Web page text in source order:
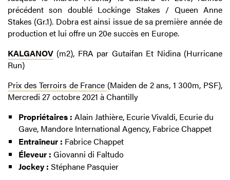
précédent son doublé Lockinge Stakes / Queen Anne
Stakes (Gr.1). Dobra est ainsi issue de sa première année de
production et lui offre un 20e succès en Europe.
KALGANOV (m2), FRA par Gutaifan Et Nidina (Hurricane
Run)
Prix des Terroirs de France (Maiden de 2 ans, 1 300m, PSF),
Mercredi 27 octobre 2021 à Chantilly
Propriétaires : Alain Jathière, Ecurie Vivaldi, Ecurie du
Gave, Mandore International Agency, Fabrice Chappet
Entraîneur : Fabrice Chappet
Éleveur : Giovanni di Faltudo
Jockey : Stéphane Pasquier